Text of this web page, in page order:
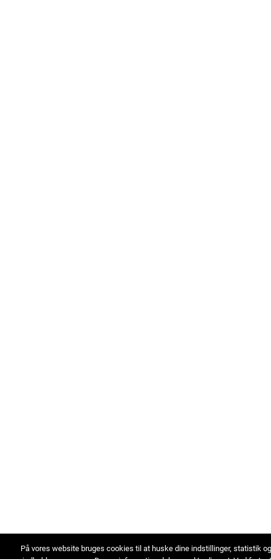
På vores website bruges cookies til at huske dine indstillinger, statistik